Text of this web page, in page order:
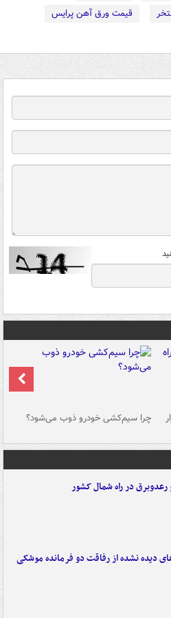
قیمت ورق آهن پرایس
چرا سیم‌کشی خودرو ذوب می‌شود؟
رعدوبرق در راه شمال کشور
دیده نشده از رفاقت دو فرمانده‌ موشکی